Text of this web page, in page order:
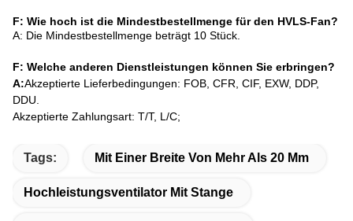
F: Wie hoch ist die Mindestbestellmenge für den HVLS-Fan?
A: Die Mindestbestellmenge beträgt 10 Stück.
F: Welche anderen Dienstleistungen können Sie erbringen?
A:Akzeptierte Lieferbedingungen: FOB, CFR, CIF, EXW, DDP,
DDU.
Akzeptierte Zahlungsart: T/T, L/C;
Tags: Mit Einer Breite Von Mehr Als 20 Mm
Hochleistungsventilator Mit Stange